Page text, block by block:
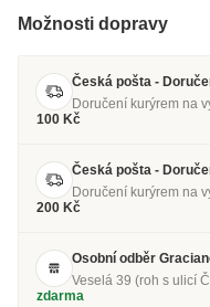
Možnosti dopravy
Česká pošta -
Doručení kurýrem na
100 Kč
Česká pošta -
Doručení kurýrem na
200 Kč
Osobní odběr
Veselá 39 (roh s ulicí
zdarma